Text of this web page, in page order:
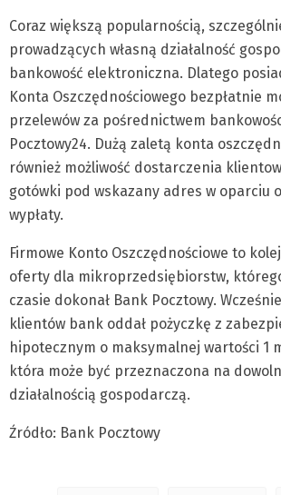
Coraz większą popularnością,
prowadzących własną działalność
bankowość elektroniczna. Dlatego
Konta Oszczędnościowego bezpłatnie
przelewów za pośrednictwem
Pocztowy24. Dużą zaletą konta
również możliwość dostarczenia
gotówki pod wskazany adres w oparciu
wypłaty.
Firmowe Konto Oszczędnościowe to
oferty dla mikroprzedsiębiorstw,
czasie dokonał Bank Pocztowy.
klientów bank oddał pożyczkę z
hipotecznym o maksymalnej wartości 1
która może być przeznaczona na
działalnością gospodarczą.
Źródło: Bank Pocztowy